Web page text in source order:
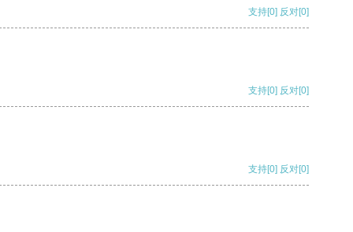
支持[0] 反对[0]
支持[0] 反对[0]
支持[0] 反对[0]